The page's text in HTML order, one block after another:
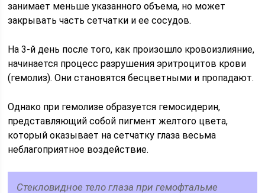
занимает меньше указанного объема, но может
закрывать часть сетчатки и ее сосудов.
На 3-й день после того, как произошло кровоизлияние,
начинается процесс разрушения эритроцитов крови
(гемолиз). Они становятся бесцветными и пропадают.
Однако при гемолизе образуется гемосидерин,
представляющий собой пигмент желтого цвета,
который оказывает на сетчатку глаза весьма
неблагоприятное воздействие.
Стекловидное тело глаза при гемофтальме